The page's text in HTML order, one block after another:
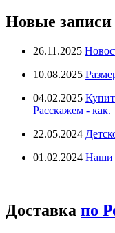
Новые записи
26.11.2025
10.08.2025
04.02.2025
Расскажем - как.
22.05.2024
01.02.2024 Наши
Доставка по